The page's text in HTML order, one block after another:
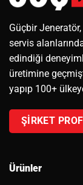
Güçbir
servis
edindiği
üretimine
yapıp 100+
ŞİRKET
Ürünler